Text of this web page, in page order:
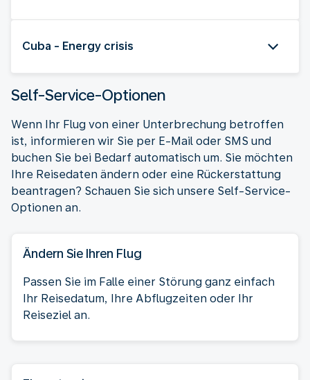
Cuba - Energy crisis
Self-Service-Optionen
Wenn Ihr Flug von einer Unterbrechung betroffen
ist, informieren wir Sie per E-Mail oder SMS und
buchen Sie bei Bedarf automatisch um. Sie möchten
Ihre Reisedaten ändern oder eine Rückerstattung
beantragen? Schauen Sie sich unsere Self-Service-
Optionen an.
Ändern Sie Ihren Flug
Passen Sie im Falle einer Störung ganz einfach
Ihr Reisedatum, Ihre Abflugzeiten oder Ihr
Reiseziel an.